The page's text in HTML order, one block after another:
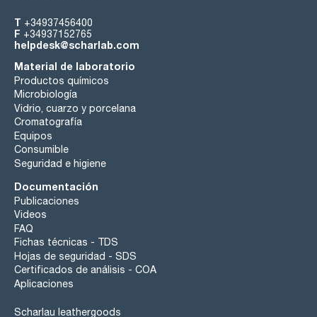
T +34937456400
F +34937152765
helpdesk@scharlab.com
Material de laboratorio
Productos químicos
Microbiología
Vidrio, cuarzo y porcelana
Cromatografía
Equipos
Consumible
Seguridad e higiene
Documentación
Publicaciones
Videos
FAQ
Fichas técnicas - TDS
Hojas de seguridad - SDS
Certificados de análisis - COA
Aplicaciones
Scharlau leathergoods